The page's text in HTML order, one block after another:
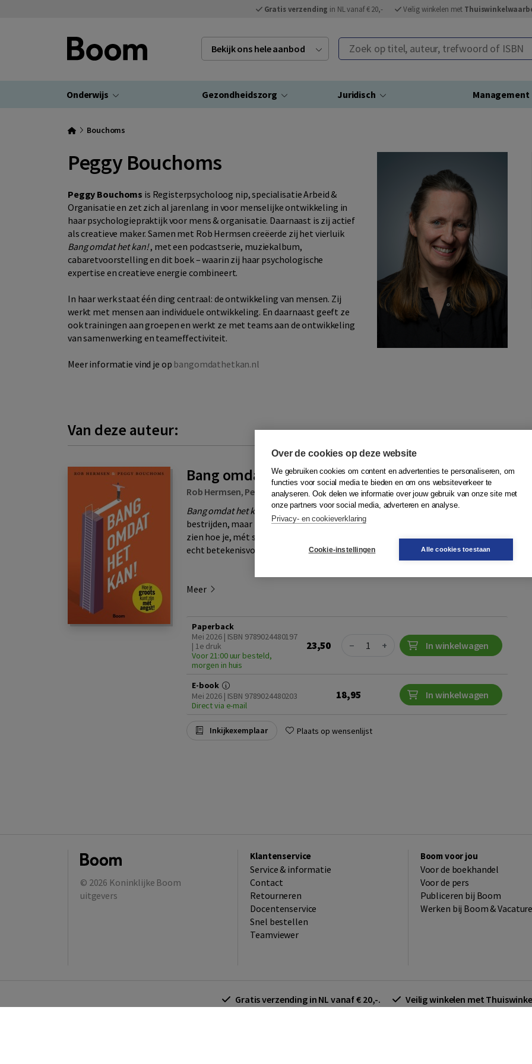
Gratis verzending in NL vanaf € 20,- Veilig winkelen met
Bekijk ons hele aanbod Zoek op titel, auteur, trefwoord of ISBN
Onderwijs Gezondheidszorg Juridisch Management
Bouchoms
Peggy Bouchoms
Peggy Bouchoms is Registerpsycholoog nip, specialisatie Arbeid &
Organisatie en zet zich al jarenlang in voor menselijke ontwikkeling in
haar psychologiepraktijk voor mens & organisatie. Daarnaast is zij actief
als creatieve maker. Samen met Rob Hermsen creëerde zij het vierluik
Bang omdat het kan!, met een podcastserie, muziekalbum,
cabaretvoorstelling en dit boek – waarin zij haar psychologische
expertise en creatieve energie combineert.
In haar werk staat één ding centraal: de ontwikkeling van mensen. Zij
werkt met mensen aan individuele ontwikkeling. En daarnaast geeft ze
ook trainingen aan groepen en werkt ze met teams aan de ontwikkeling
van samenwerking en teameffectiviteit.
Meer informatie vind je op bangomdathetkan.nl
Van deze auteur:
Bang omdat het kan!
Rob Hermsen, Peggy Bouchoms|Boom
Bang omdat het kan!
is een uitnodiging om angst niet langer te vermijden of te
bestrijden, maar te onderzoeken en te benutten, óók in je werk. Het boek laat
zien hoe je, mét spanning en onzekerheid, kunt bewegen richting wat voor jou
echt betekenisvol is.
Meer
Paperback
Mei 2026 | ISBN 9789024480197
| 1e druk
Voor 21:00 uur besteld,
morgen in huis
23,50 Quantity
− + In winkelwagen
E-book
Mei 2026 | ISBN 9789024480203
Direct via e-mail
18,95 In winkelwagen
Inkijkexemplaar Plaats op wensenlijst
© 2026 Koninklijke Boom
uitgevers
Klantenservice
Service & informatie
Contact
Retourneren
Docentenservice
Snel bestellen
Teamviewer
Boom voor jou
Voor de boekhandel
Voor de pers
Publiceren bij Boom
Werken bij Boom &
Gratis verzending in NL vanaf € 20,-. Veilig winkelen met
Over de cookies op deze website
We gebruiken cookies om content en advertenties te personaliseren, om
functies voor social media te bieden en om ons websiteverkeer te
analyseren. Ook delen we informatie over jouw gebruik van onze site met
onze partners voor social media, adverteren en analyse.
Privacy- en cookieverklaring
Cookie-instellingen Alle cookies toestaan